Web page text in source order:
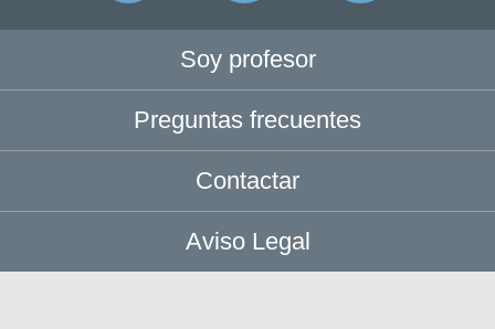
Soy profesor
Preguntas frecuentes
Contactar
Aviso Legal